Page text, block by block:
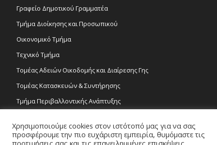
Γραφείο Δημοτικού Γραμματέα
Τμήμα Διοίκησης και Προσωπικού
Οικονομικό Τμήμα
Τεχνικό Τμήμα
Τομέας Αδειών Οικοδομής και Διαίρεσης Γης
Τομέας Κατασκευών & Συντήρησης
Τμήμα Περιβαλλοντικής Ανάπτυξης
Τομέας Γραμμάτων και Τεχνών
Χρησιμοποιούμε cookies στον ιστότοπό μας για να σας
προσφέρουμε την πιο ευχάριστη εμπειρία, θυμόμαστε τις
προτιμήσεις σας και τις επανειλημμένες επισκέψεις.